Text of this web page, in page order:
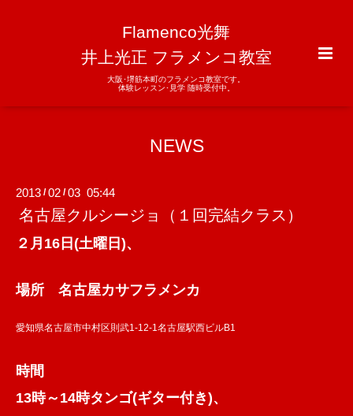
Flamenco光舞
井上光正 フラメンコ教室
大阪･堺筋本町のフラメンコ教室です。
体験レッスン･見学 随時受付中。
NEWS
2013 /02 /03 05:44
名古屋クルシージョ（１回完結クラス）
２月16日(土曜日)、
場所 名古屋カサフラメンカ
愛知県名古屋市中村区則武1-12-1名古屋駅西ビルB1
時間
13時～14時タンゴ(ギター付き)、